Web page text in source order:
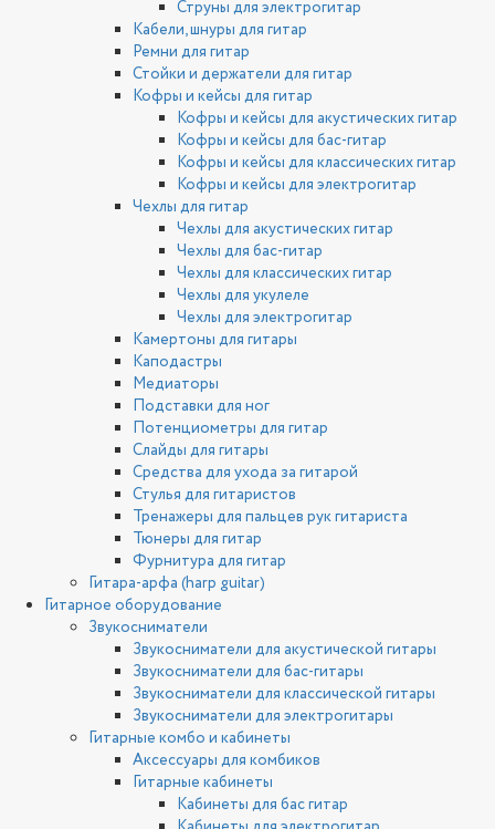
Струны для электрогитар
Кабели, шнуры для гитар
Ремни для гитар
Стойки и держатели для гитар
Кофры и кейсы для гитар
Кофры и кейсы для акустических гитар
Кофры и кейсы для бас-гитар
Кофры и кейсы для классических гитар
Кофры и кейсы для электрогитар
Чехлы для гитар
Чехлы для акустических гитар
Чехлы для бас-гитар
Чехлы для классических гитар
Чехлы для укулеле
Чехлы для электрогитар
Камертоны для гитары
Каподастры
Медиаторы
Подставки для ног
Потенциометры для гитар
Слайды для гитары
Средства для ухода за гитарой
Стулья для гитаристов
Тренажеры для пальцев рук гитариста
Тюнеры для гитар
Фурнитура для гитар
Гитара-арфа (harp guitar)
Гитарное оборудование
Звукосниматели
Звукосниматели для акустической гитары
Звукосниматели для бас-гитары
Звукосниматели для классической гитары
Звукосниматели для электрогитары
Гитарные комбо и кабинеты
Аксессуары для комбиков
Гитарные кабинеты
Кабинеты для бас гитар